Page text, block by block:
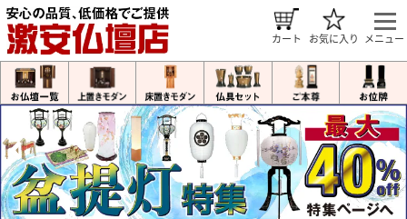
メニュー
お気に入り
カート